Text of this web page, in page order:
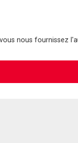
nous fournissez